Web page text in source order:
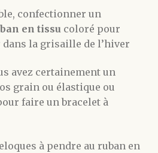
confectionner un
en tissu coloré pour
la grisaille de l’hiver
avez certainement un
grain ou élastique ou
faire un bracelet à
à pendre au ruban en